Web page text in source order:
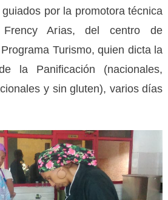
por la promotora técnica
Frency Arias, del centro de
Turismo, quien dicta la
la Panificación (nacionales,
y sin gluten), varios días